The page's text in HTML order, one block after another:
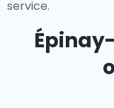
service.